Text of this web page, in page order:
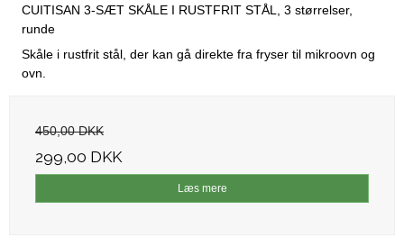
CUITISAN 3-SÆT SKÅLE I RUSTFRIT STÅL, 3 størrelser,
runde
Skåle i rustfrit stål, der kan gå direkte fra fryser til mikroovn og
ovn.
450,00 DKK
299,00 DKK
Læs mere